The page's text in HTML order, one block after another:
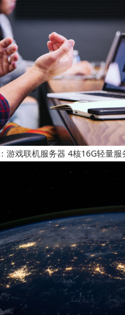
游戏联机服务器 4核16G轻量服